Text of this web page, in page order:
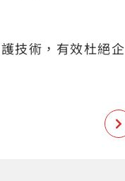
技術，有效杜絕企